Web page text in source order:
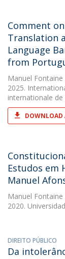
Comment on
Translation
Language
from
Manuel Fontaine
2025.
internationale
DOWNLOAD
Estudos em
Manuel
Manuel Fontaine
2020.
DIREITO PÚBLICO
Da